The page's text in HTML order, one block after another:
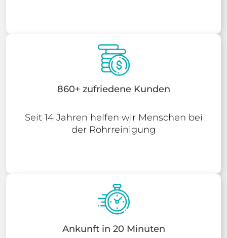
860+ zufriedene Kunden
Seit 14 Jahren helfen wir Menschen bei
der Rohrreinigung
Ankunft in 20 Minuten